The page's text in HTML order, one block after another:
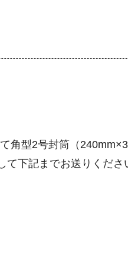
角型2号封筒（
て下記までお送りくだ